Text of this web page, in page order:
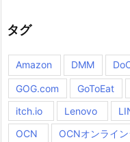
タグ
Amazon DMM
GOG.com GoToEat
itch.io
Lenovo
OCN
OCNオンライ